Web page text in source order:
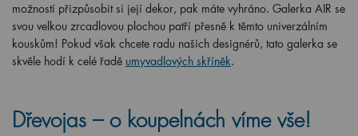
možností přizpůsobit si její dekor, pak máte vyhráno. Galerka AIR se
svou velkou zrcadlovou plochou patří přesně k těmto univerzálním
kouskům! Pokud však chcete radu našich designérů, tato galerka se
skvěle hodí k celé řadě umyvadlových skříněk.
Dřevojas – o koupelnách víme vše!